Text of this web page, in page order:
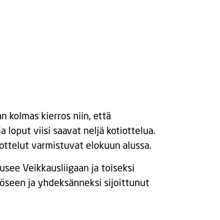
kolmas kierros niin, että
loput viisi saavat neljä kotiottelua.
varmistuvat elokuun alussa.
Veikkausliigaan ja toiseksi
ja yhdeksänneksi sijoittunut